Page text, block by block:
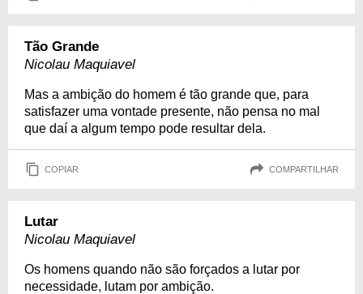
Tão Grande
Nicolau Maquiavel
Mas a ambição do homem é tão grande que, para
satisfazer uma vontade presente, não pensa no mal
que daí a algum tempo pode resultar dela.
COPIAR COMPARTILHAR
Lutar
Nicolau Maquiavel
Os homens quando não são forçados a lutar por
necessidade, lutam por ambição.